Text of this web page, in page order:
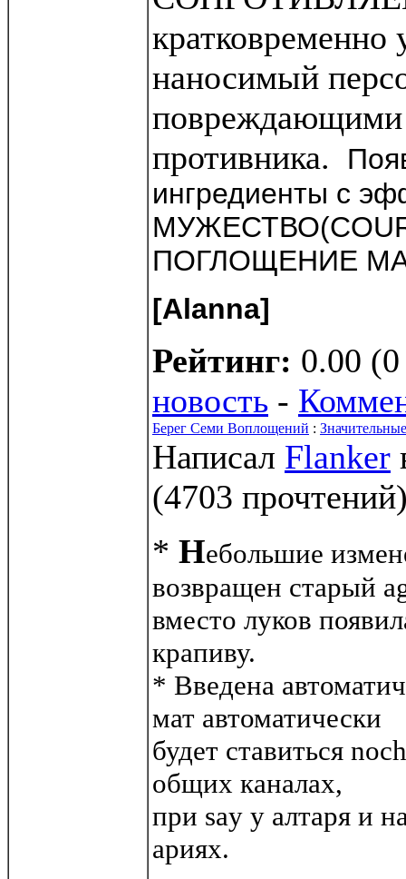
наносимый
противника.
ингредиенты с
ПОГЛОЩЕНИЕ
[Alanna]
Рейтинг: 0.00
новость -
Берег Семи Воплощений :
Написал Flanker
(4703 прочтений
* Небольшие
возвращен старый
вместо луков
крапиву.
* Введена
мат автоматически
будет ставиться
общих каналах,
при say у алтаря и
ариях.